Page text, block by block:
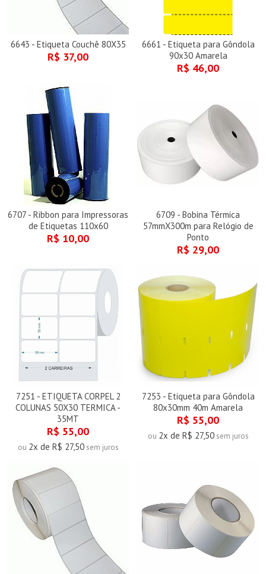
6643 - Etiqueta Couchê 80X35
R$ 37,00
6661 - Etiqueta para Gôndola
90x30 Amarela
R$ 46,00
6707 - Ribbon para Impressoras
de Etiquetas 110x60
R$ 10,00
6709 - Bobina Térmica
57mmX300m para Relógio de
Ponto
R$ 29,00
7251 - ETIQUETA CORPEL 2
COLUNAS 50X30 TERMICA -
35MT
R$ 55,00
ou 2x de R$ 27,50sem juros
7253 - Etiqueta para Gôndola
80x30mm 40m Amarela
R$ 55,00
ou 2x de R$ 27,50sem juros